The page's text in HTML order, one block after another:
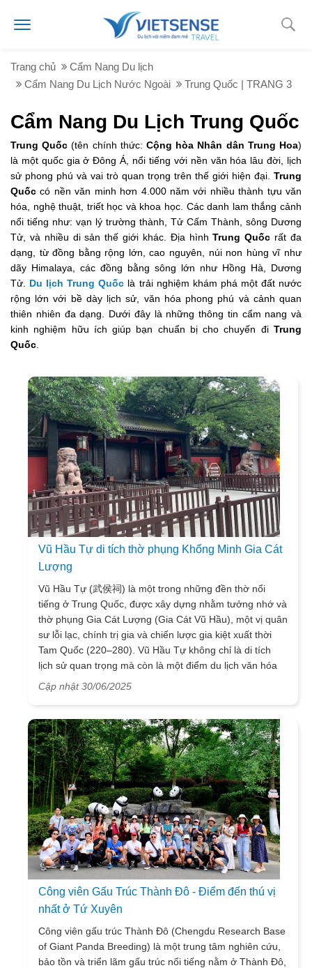
Trang chủ
Cẩm Nang Du lịch
Cẩm Nang Du Lịch Nước Ngoài
Trung Quốc | TRANG 3
Cẩm Nang Du Lịch Trung Quốc
Trung Quốc (tên chính thức:Cộng hòa Nhân dân Trung Hoa)
là một quốc gia ở Đông Á, nổi tiếng với nền văn hóa lâu đời, lịch
sử phong phú và vai trò quan trọng trên thế giới hiện đại. Trung
Quốc có nền văn minh hơn 4.000 năm với nhiều thành tựu văn
hóa, nghệ thuật, triết học và khoa học. Các danh lam thắng cảnh
nổi tiếng như: vạn lý trường thành, Tử Cấm Thành, sông Dương
Tử, và nhiều di sản thế giới khác. Địa hìnhTrung Quốc rất đa
dạng, từ đồng bằng rộng lớn, cao nguyên, núi non hùng vĩ như
dãy Himalaya, các đồng bằng sông lớn như Hồng Hà, Dương
Tử. Du lịch Trung Quốc là trải nghiệm khám phá một đất nước
rộng lớn với bề dày lịch sử, văn hóa phong phú và cảnh quan
thiên nhiên đa dạng. Dưới đây là những thông tin cẩm nang và
kinh nghiệm hữu ích giúp bạn chuẩn bị cho chuyến đi Trung
Quốc
Vũ Hầu Tự di tích thờ phụng Khổng Minh Gia Cát
Lượng
Vũ Hầu Tự (武侯祠) là một trong những đền thờ nổi
tiếng ở Trung Quốc, được xây dựng nhằm tưởng nhớ và
thờ phụng Gia Cát Lượng (Gia Cát Vũ Hầu), một vị quân
sư lỗi lạc, chính trị gia và chiến lược gia kiệt xuất thời
Tam Quốc (220–280). Vũ Hầu Tự không chỉ là di tích
lịch sử quan trọng mà còn là một điểm du lịch văn hóa
hấp dẫn, đặc biệt ở vùng Tứ Xuyên.
Cập nhật 30/06/2025
Công viên Gấu Trúc Thành Đô - Điểm đến thú vị
nhất ở Tứ Xuyên
Công viên gấu trúc Thành Đô (Chengdu Research Base
of Giant Panda Breeding) là một trung tâm nghiên cứu,
bảo tồn và triển lãm gấu trúc nổi tiếng nằm ở Thành Đô,